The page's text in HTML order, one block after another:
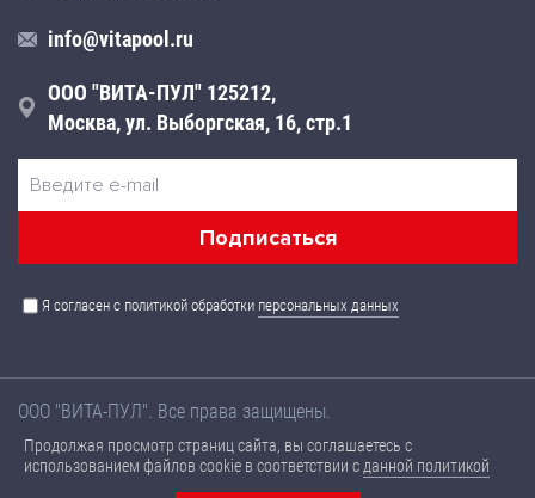
info@vitapool.ru
ООО "ВИТА-ПУЛ" 125212,
Москва, ул. Выборгская, 16, стр.1
Я согласен с политикой обработки персональных данных
ООО "ВИТА-ПУЛ". Все права защищены.
Названия товаров, а также их технические характеристики,
размещенные на данном сайте, носят ознакомительный
характер, не являются публичной офертой и могут быть
Продолжая просмотр страниц сайта, вы соглашаетесь с
использованием файлов cookie в соответствии с данной политикой